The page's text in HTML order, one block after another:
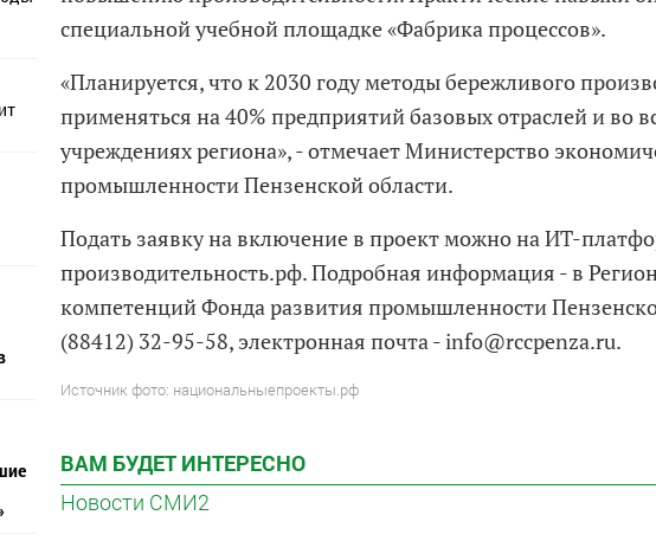
специальной учебной площадке «Фабрика процессов».
«Планируется, что к 2030 году методы бережливого
применяться на 40% предприятий базовых отраслей и во
учреждениях региона», - отмечает Министерство
промышленности Пензенской области.
Подать заявку на включение в проект можно на ИТ-
производительность.рф. Подробная информация - в
компетенций Фонда развития промышленности
(88412) 32-95-58, электронная почта - info@rccpenza.ru.
Источник фото: национальныепроекты.рф
ВАМ БУДЕТ ИНТЕРЕСНО
Новости СМИ2